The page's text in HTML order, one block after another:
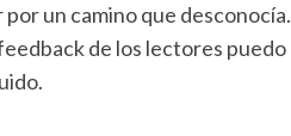
un camino que
de los lectores